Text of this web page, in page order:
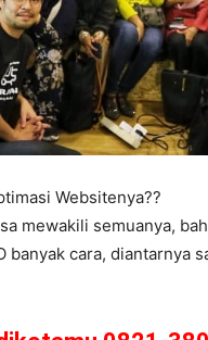
Websitenya??
mewakili semuanya,
cara, diantarnya